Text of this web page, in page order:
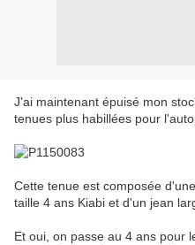
J'ai maintenant épuisé mon
tenues plus habillées pour
Cette tenue est composée
taille 4 ans Kiabi et d'un jean
Et oui, on passe au 4 ans pour